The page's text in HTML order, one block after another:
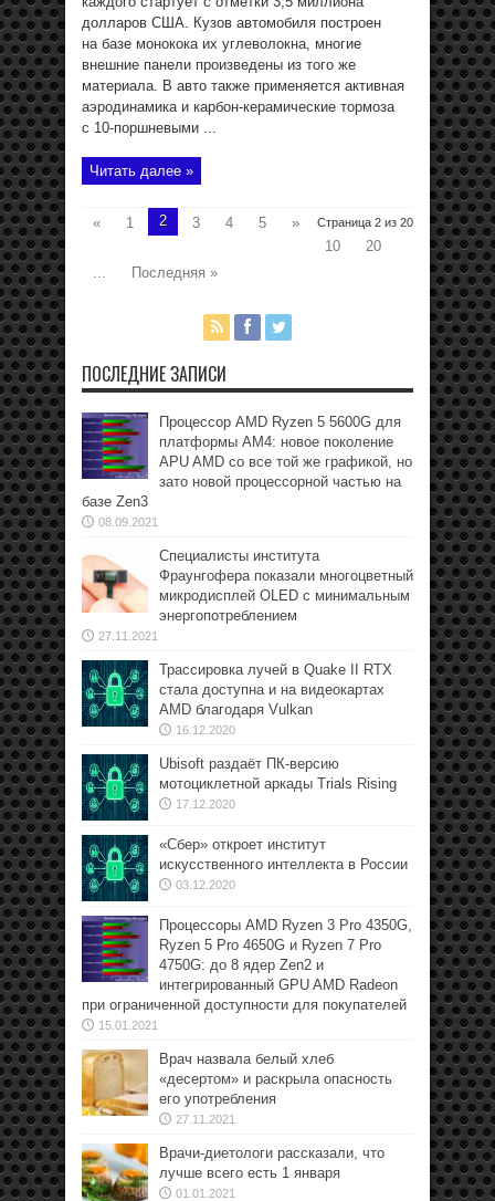
долларов США. Кузов автомобиля построен
на базе монокока их углеволокна, многие
внешние панели произведены из того же
материала. В авто также применяется активная
аэродинамика и карбон-керамические тормоза
с 10-поршневыми ...
Читать далее »
Страница 2 из 20
« 1 2 3 4 5
»
10
20
...
Последняя »
ПОСЛЕДНИЕ ЗАПИСИ
Процессор AMD Ryzen 5 5600G для
платформы АМ4: новое поколение
APU AMD со все той же графикой, но
зато новой процессорной частью на
базе Zen3
08.09.2021
Специалисты института
Фраунгофера показали многоцветный
микродисплей OLED с минимальным
энергопотреблением
27.11.2021
Трассировка лучей в Quake II RTX
стала доступна и на видеокартах
AMD благодаря Vulkan
16.12.2020
Ubisoft раздаёт ПК-версию
мотоциклетной аркады Trials Rising
17.12.2020
«Сбер» откроет институт
искусственного интеллекта в России
03.12.2020
Процессоры AMD Ryzen 3 Pro 4350G,
Ryzen 5 Pro 4650G и Ryzen 7 Pro
4750G: до 8 ядер Zen2 и
интегрированный GPU AMD Radeon
при ограниченной доступности для покупателей
15.01.2021
Врач назвала белый хлеб
«десертом» и раскрыла опасность
его употребления
27.11.2021
Врачи-диетологи рассказали, что
лучше всего есть 1 января
01.01.2021